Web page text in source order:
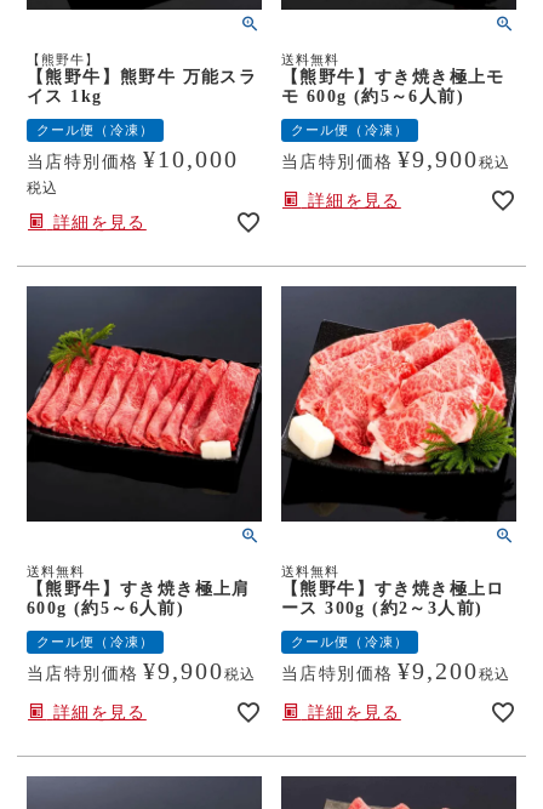
【熊野牛】
【熊野牛】熊野牛 万能スラ
イス 1kg
クール便（冷凍）
当店特別価格 ¥10,000
税込
詳細を見る
送料無料
【熊野牛】すき焼き極上モ
モ 600g (約5～6人前)
クール便（冷凍）
当店特別価格 ¥9,900税込
詳細を見る
送料無料
【熊野牛】すき焼き極上肩
600g (約5～6人前)
クール便（冷凍）
当店特別価格 ¥9,900税込
詳細を見る
送料無料
【熊野牛】すき焼き極上ロ
ース 300g (約2～3人前)
クール便（冷凍）
当店特別価格 ¥9,200税込
詳細を見る